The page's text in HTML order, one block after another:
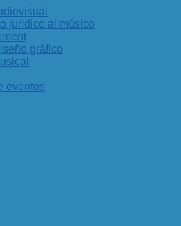
jurídico al músico
gráfico
eventos